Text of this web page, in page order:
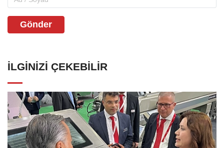
Gönder
İLGINIZI ÇEKEBILIR